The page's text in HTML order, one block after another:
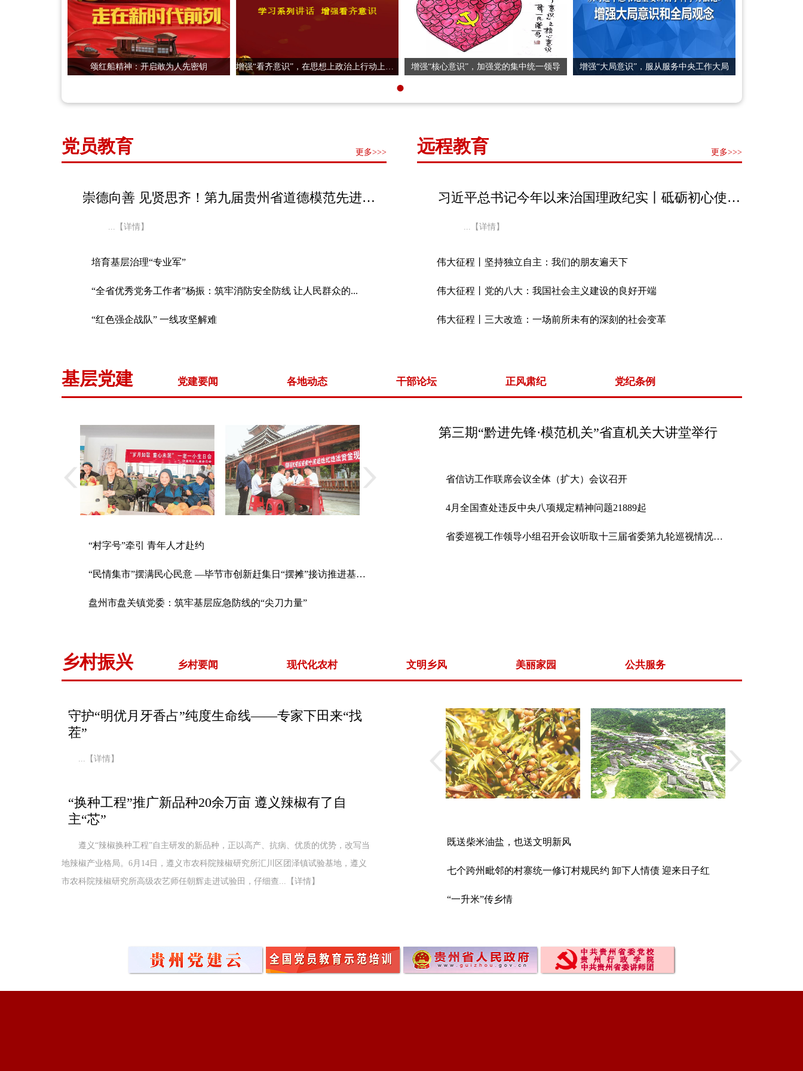
颂红船精神：开启敢为人先密钥 增强“看齐意识”，在思想上政治上行动上跟上中央要求 增强“核心意识”，加强党的集中统一领导 增强“大局意识”，服从服务中央工作大局
党员教育 更多>>>
崇德向善 见贤思齐！第九届贵州省道德模范先进事迹...
...【详情】
培育基层治理“专业军”
“全省优秀党务工作者”杨振：筑牢消防安全防线 让人民群众的...
“红色强企战队” 一线攻坚解难
远程教育 更多>>>
习近平总书记今年以来治国理政纪实丨砥砺初心使命 ...
...【详情】
伟大征程丨坚持独立自主：我们的朋友遍天下
伟大征程丨党的八大：我国社会主义建设的良好开端
伟大征程丨三大改造：一场前所未有的深刻的社会变革
基层党建 党建要闻 各地动态 干部论坛 正风肃纪 党纪条例
第三期“黔进先锋·模范机关”省直机关大讲堂举行
省信访工作联席会议全体（扩大）会议召开
4月全国查处违反中央八项规定精神问题21889起
省委巡视工作领导小组召开会议听取十三届省委第九轮巡视情况汇报
“村字号”牵引 青年人才赴约
“民情集市”摆满民心民意 —毕节市创新赶集日“摆摊”接访推进基层治理
盘州市盘关镇党委：筑牢基层应急防线的“尖刀力量”
乡村振兴 乡村要闻 现代化农村 文明乡风 美丽家园 公共服务
守护“明优月牙香占”纯度生命线——专家下田来“找
茬”
...【详情】
“换种工程”推广新品种20余万亩 遵义辣椒有了自
主“芯”
遵义“辣椒换种工程”自主研发的新品种，正以高产、抗病、优质的优势，改写当
地辣椒产业格局。6月14日，遵义市农科院辣椒研究所汇川区团泽镇试验基地，遵义
市农科院辣椒研究所高级农艺师任朝辉走进试验田，仔细查...【详情】
既送柴米油盐，也送文明新风
七个跨州毗邻的村寨统一修订村规民约 卸下人情债 迎来日子红
“一升米”传乡情